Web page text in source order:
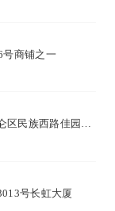
号商铺之一
区民族西路佳园小
号长虹大厦